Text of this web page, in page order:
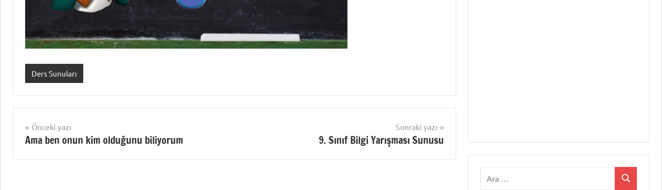
Ders Sunuları
Yazı
gezinmesi
Önceki yazı
Ama ben onun kim olduğunu biliyorum
Sonraki yazı
9. Sınıf Bilgi Yarışması Sunusu
Ara